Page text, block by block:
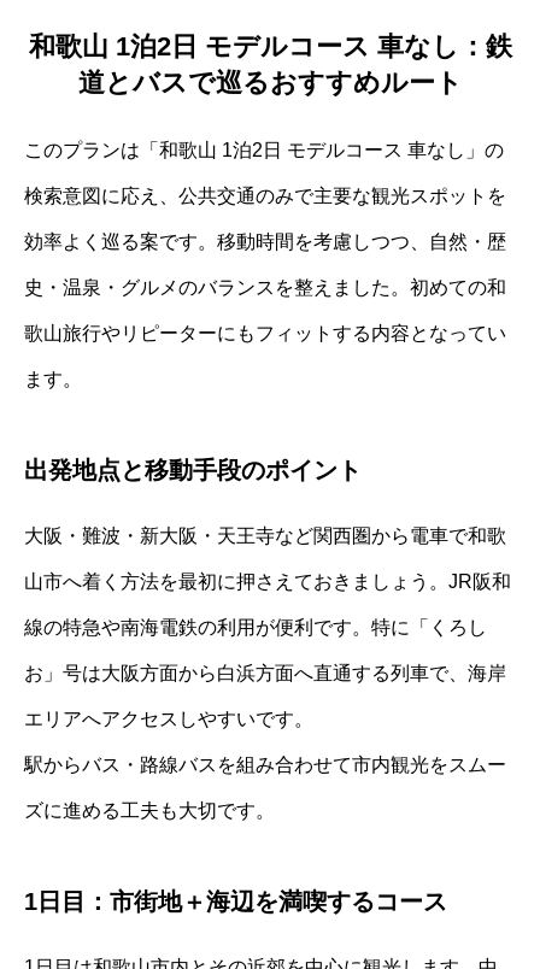
和歌山 1泊2日 モデルコース 車なし：鉄
道とバスで巡るおすすめルート
このプランは「和歌山 1泊2日 モデルコース 車なし」の
検索意図に応え、公共交通のみで主要な観光スポットを
効率よく巡る案です。移動時間を考慮しつつ、自然・歴
史・温泉・グルメのバランスを整えました。初めての和
歌山旅行やリピーターにもフィットする内容となってい
ます。
出発地点と移動手段のポイント
大阪・難波・新大阪・天王寺など関西圏から電車で和歌
山市へ着く方法を最初に押さえておきましょう。JR阪和
線の特急や南海電鉄の利用が便利です。特に「くろし
お」号は大阪方面から白浜方面へ直通する列車で、海岸
エリアへアクセスしやすいです。
駅からバス・路線バスを組み合わせて市内観光をスムー
ズに進める工夫も大切です。
1日目：市街地＋海辺を満喫するコース